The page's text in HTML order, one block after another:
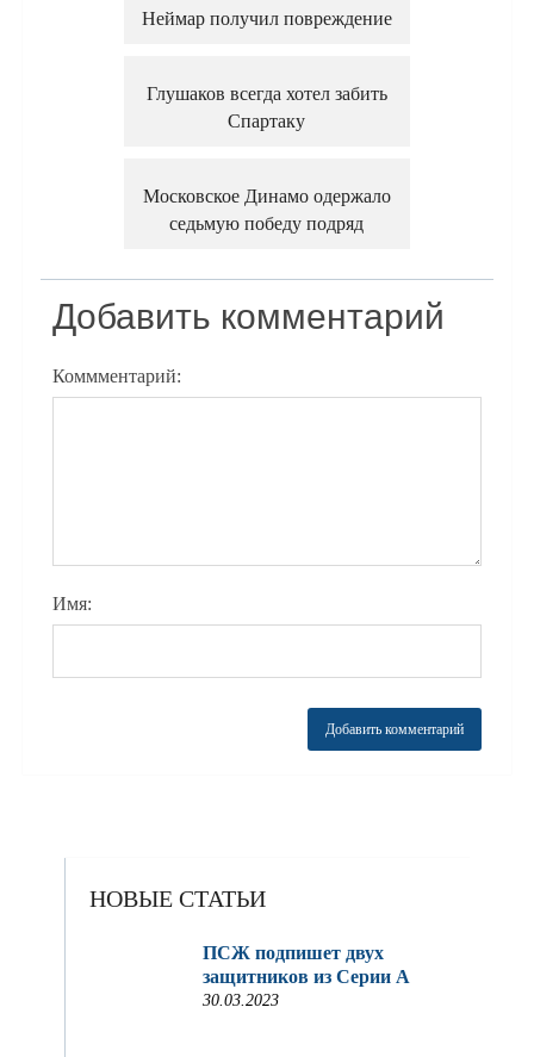
Неймар получил повреждение
Глушаков всегда хотел забить
Спартаку
Московское Динамо одержало
седьмую победу подряд
Добавить комментарий
Коммментарий:
Имя:
НОВЫЕ СТАТЬИ
ПСЖ подпишет двух
защитников из Серии A
30.03.2023